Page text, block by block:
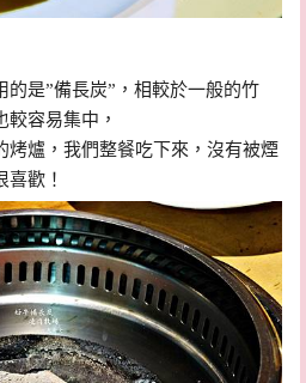
的是”備長炭”，相較於一般的竹
容易集中，
烤爐，我們整餐吃下來，沒有被煙
歡！